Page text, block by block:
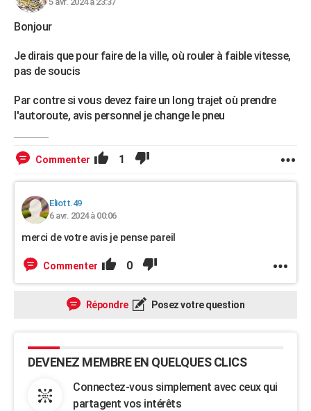
Bonjour
Je dirais que pour faire de la ville, où rouler à faible vitesse,
pas de soucis
Par contre si vous devez faire un long trajet où prendre
l'autoroute, avis personnel je change le pneu
Commenter 1
Eliott.49
6 avr. 2024 à 00:06
merci de votre avis je pense pareil
Commenter 0
Répondre Posez votre question
DEVENEZ MEMBRE EN QUELQUES CLICS
Connectez-vous simplement avec ceux qui
partagent vos intérêts